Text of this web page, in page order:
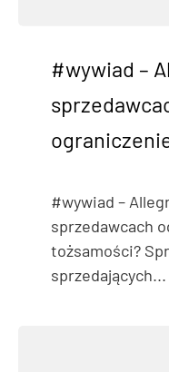
#wywiad –
#wywiad –
sprzedawcach
tożsamości?
sprzedających...